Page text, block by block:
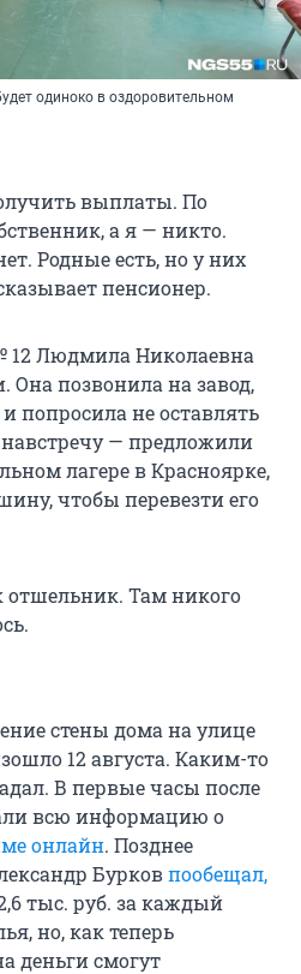
одиноко в оздоровительном
выплаты. По
а я — никто.
Родные есть, но у них
пенсионер.
Людмила Николаевна
Она позвонила на завод,
попросила не оставлять
— предложили
лагере в Красноярке,
чтобы перевезти его
отшельник. Там никого
стены дома на улице
12 августа. Каким-то
В первые часы после
всю информацию о
онлайн. Позднее
Бурковпообещал,
тыс. руб. за каждый
но, как теперь
деньги смогут